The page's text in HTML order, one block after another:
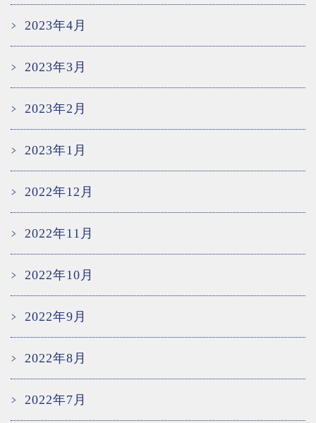
2023年4月
2023年3月
2023年2月
2023年1月
2022年12月
2022年11月
2022年10月
2022年9月
2022年8月
2022年7月